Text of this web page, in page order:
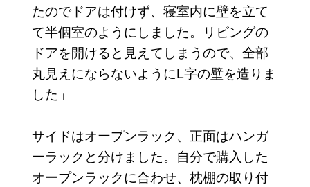
たのでドアは付けず、寝室内に壁を立て
て半個室のようにしました。リビングの
ドアを開けると見えてしまうので、全部
丸見えにならないようにL字の壁を造りま
した」
サイドはオープンラック、正面はハンガ
ーラックと分けました。自分で購入した
オープンラックに合わせ、枕棚の取り付